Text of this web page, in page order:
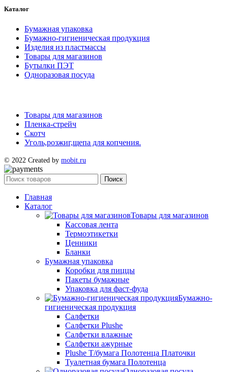
Каталог
Бумажная упаковка
Бумажно-гигиеническая продукция
Изделия из пластмассы
Товары для магазинов
Бутылки ПЭТ
Одноразовая посуда
Товары для магазинов
Пленка-стрейч
Скотч
Уголь,розжиг,щепа для копчения.
© 2022 Created by mobit.ru
Поиск
Главная
Каталог
Товары для магазинов
Кассовая лента
Термоэтикетки
Ценники
Бланки
Бумажная упаковка
Коробки для пиццы
Пакеты бумажные
Упаковка для фаст-фуда
Бумажно-
гигиеническая продукция
Салфетки
Салфетки Plushe
Салфетки влажные
Салфетки ажурные
Plushe Т/бумага Полотенца Платочки
Туалетная бумага Полотенца